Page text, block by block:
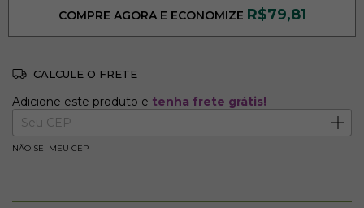
COMPRE AGORA E ECONOMIZE R$79,81
CALCULE O FRETE
Adicione este produto e tenha frete grátis!
Entregas para o CEP: ALTERAR CEP
Adicione este produto e tenha frete grátis!
NÃO SEI MEU CEP